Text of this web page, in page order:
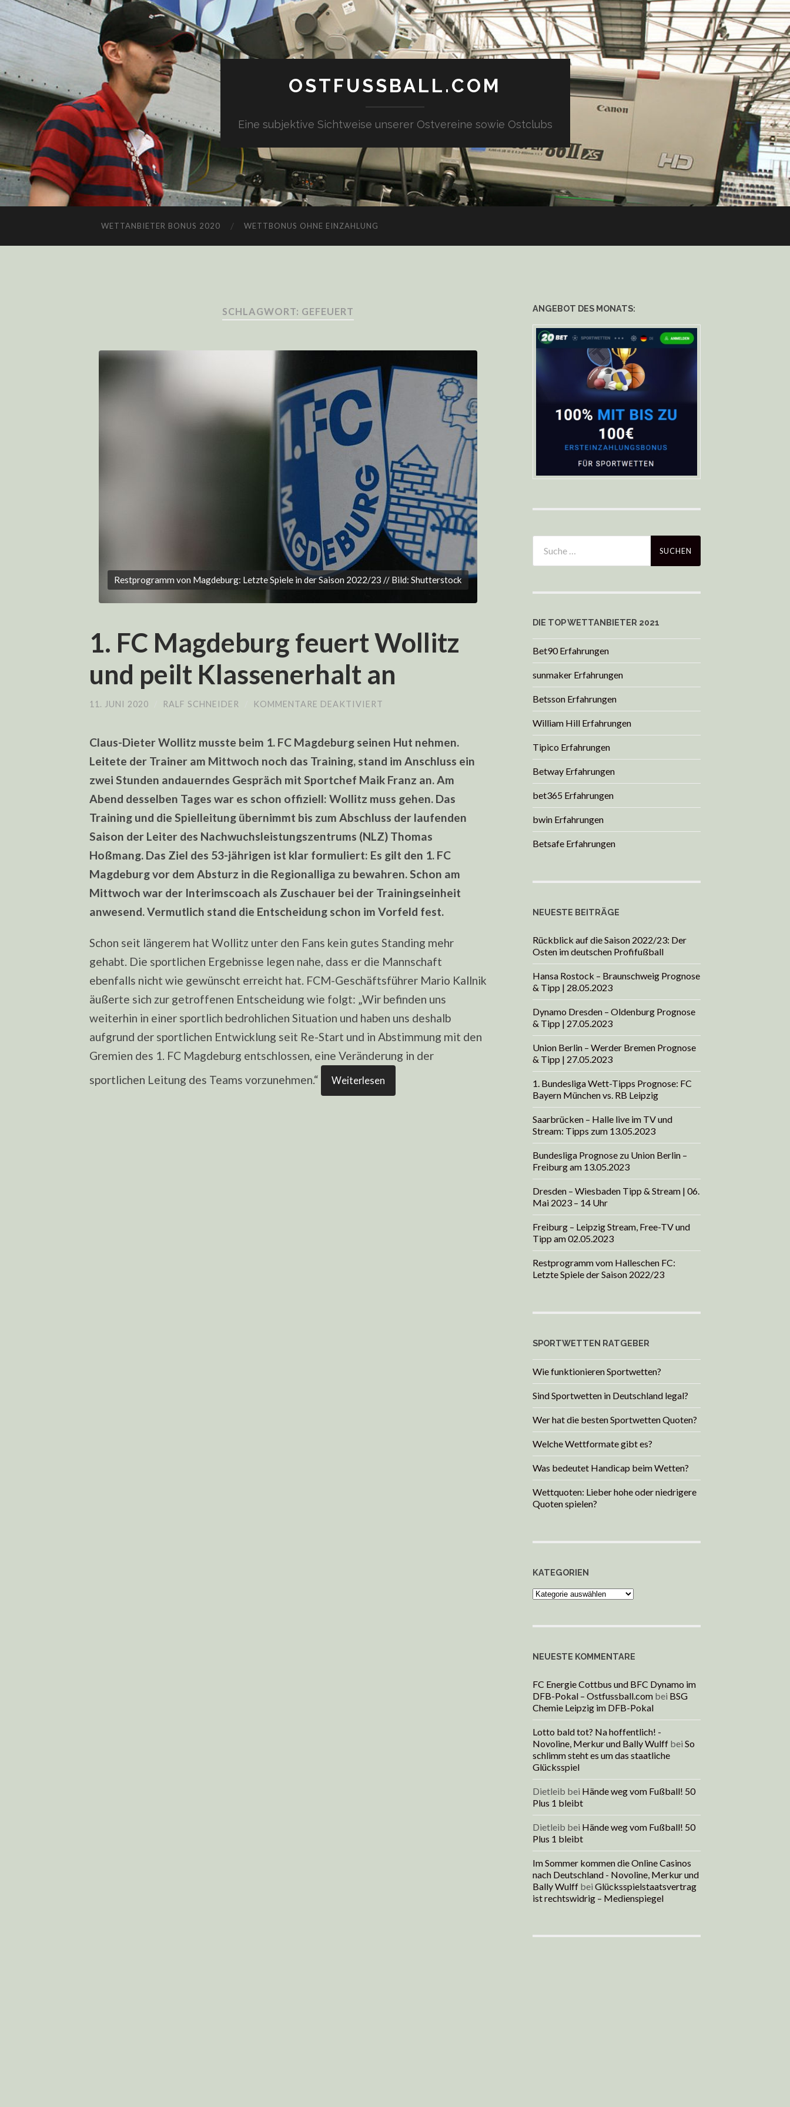
OSTFUSSBALL.COM
Eine subjektive Sichtweise unserer Ostvereine sowie Ostclubs
WETTANBIETER BONUS 2020 WETTBONUS OHNE EINZAHLUNG
SCHLAGWORT: GEFEUERT
Restprogramm von Magdeburg: Letzte Spiele in der Saison 2022/23 // Bild: Shutterstock
1. FC Magdeburg feuert Wollitz
und peilt Klassenerhalt an
11. JUNI 2020 RALF SCHNEIDER KOMMENTARE DEAKTIVIERT
FEUERT
UND
KLASSENERHALT
Claus-Dieter Wollitz musste beim 1. FC Magdeburg seinen Hut nehmen.
Leitete der Trainer am Mittwoch noch das Training, stand im Anschluss ein
zwei Stunden andauerndes Gespräch mit Sportchef Maik Franz an. Am
Abend desselben Tages war es schon offiziell: Wollitz muss gehen. Das
Training und die Spielleitung übernimmt bis zum Abschluss der laufenden
Saison der Leiter des Nachwuchsleistungszentrums (NLZ) Thomas
Hoßmang. Das Ziel des 53-jährigen ist klar formuliert: Es gilt den 1. FC
Magdeburg vor dem Absturz in die Regionalliga zu bewahren. Schon am
Mittwoch war der Interimscoach als Zuschauer bei der Trainingseinheit
anwesend. Vermutlich stand die Entscheidung schon im Vorfeld fest.
Schon seit längerem hat Wollitz unter den Fans kein gutes Standing mehr
gehabt. Die sportlichen Ergebnisse legen nahe, dass er die Mannschaft
ebenfalls nicht wie gewünscht erreicht hat. FCM-Geschäftsführer Mario Kallnik
äußerte sich zur getroffenen Entscheidung wie folgt: „Wir befinden uns
weiterhin in einer sportlich bedrohlichen Situation und haben uns deshalb
aufgrund der sportlichen Entwicklung seit Re-Start und in Abstimmung mit den
Gremien des 1. FC Magdeburg entschlossen, eine Veränderung in der
sportlichen Leitung des Teams vorzunehmen.“
Weiterlesen
ANGEBOT DES MONATS:
DIE TOP WETTANBIETER 2021
Bet90 Erfahrungen
sunmaker Erfahrungen
Betsson Erfahrungen
William Hill Erfahrungen
Tipico Erfahrungen
Betway Erfahrungen
bet365 Erfahrungen
bwin Erfahrungen
Betsafe Erfahrungen
NEUESTE BEITRÄGE
Rückblick auf die Saison 2022/23: Der
Osten im deutschen Profifußball
Hansa Rostock – Braunschweig Prognose
& Tipp | 28.05.2023
Dynamo Dresden – Oldenburg Prognose
& Tipp | 27.05.2023
Union Berlin – Werder Bremen Prognose
& Tipp | 27.05.2023
1. Bundesliga Wett-Tipps Prognose: FC
Bayern München vs. RB Leipzig
Saarbrücken – Halle live im TV und
Stream: Tipps zum 13.05.2023
Bundesliga Prognose zu Union Berlin –
Freiburg am 13.05.2023
Dresden – Wiesbaden Tipp & Stream | 06.
Mai 2023 – 14 Uhr
Freiburg – Leipzig Stream, Free-TV und
Tipp am 02.05.2023
Restprogramm vom Halleschen FC:
Letzte Spiele der Saison 2022/23
SPORTWETTEN RATGEBER
Wie funktionieren Sportwetten?
Sind Sportwetten in Deutschland legal?
Wer hat die besten Sportwetten Quoten?
Welche Wettformate gibt es?
Was bedeutet Handicap beim Wetten?
Wettquoten: Lieber hohe oder niedrigere
Quoten spielen?
KATEGORIEN
Kategorien
NEUESTE KOMMENTARE
FC Energie Cottbus und BFC Dynamo im
DFB-Pokal – Ostfussball.com bei BSG
Chemie Leipzig im DFB-Pokal
Lotto bald tot? Na hoffentlich! -
Novoline, Merkur und Bally Wulff bei So
schlimm steht es um das staatliche
Glücksspiel
Dietleib bei Hände weg vom Fußball! 50
Plus 1 bleibt
Dietleib bei Hände weg vom Fußball! 50
Plus 1 bleibt
Im Sommer kommen die Online Casinos
nach Deutschland - Novoline, Merkur und
Bally Wulff bei Glücksspielstaatsvertrag
ist rechtswidrig – Medienspiegel